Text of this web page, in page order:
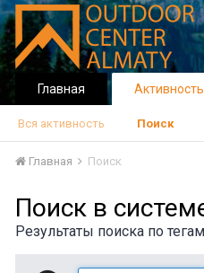
Главная Активность
Вся активность Поиск
Главная Поиск
Поиск в
Результаты поиска по